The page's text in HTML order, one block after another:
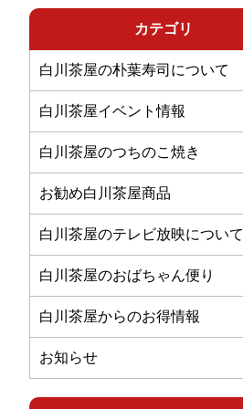
カテゴリ
白川茶屋の朴葉寿司について
白川茶屋イベント情報
白川茶屋のつちのこ焼き
お勧め白川茶屋商品
白川茶屋のテレビ放映について
白川茶屋のおばちゃん便り
白川茶屋からのお得情報
お知らせ